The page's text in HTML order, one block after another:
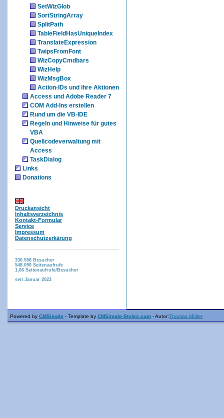
SetWizGlob
SortStringArray
SplitPath
TableFieldHasUniqueIndex
TranslateExpression
TwipsFromFont
WizCopyCmdbars
WizHelp
WizMsgBox
Action-IDs und ihre Aktionen
Access und Adobe Reader 7
COM Add-Ins erstellen
Rund um die VB-IDE
Regeln und Hinweise für gutes
VBA
Quellcodeverwaltung mit
Access
TaskDialog
Links
Donations
Druckansicht
Inhaltsverzeichnis
Kontakt-Formular
Service
Impressum
Datenschutzerkärung
330.558 Besucher
548.090 Seitenaufrufe
1,66 Seitenaufrufe/Besucher
seit Januar 2023
Powered by CMSimple - Template by CMSimple-Styles.com - Autor:Thomas Möller